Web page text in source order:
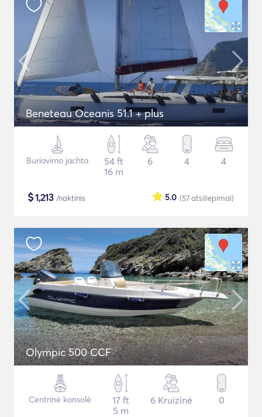
Beneteau Oceanis 51.1 + plus
Buriavimo jachta
54 ft
16 m
6 4 4
$1,213 /naktinis (57atsiliepimai)
5.0
Olympic 500 CCF
Centrinė konsolė
17 ft
5 m
6 Kruizinė 0